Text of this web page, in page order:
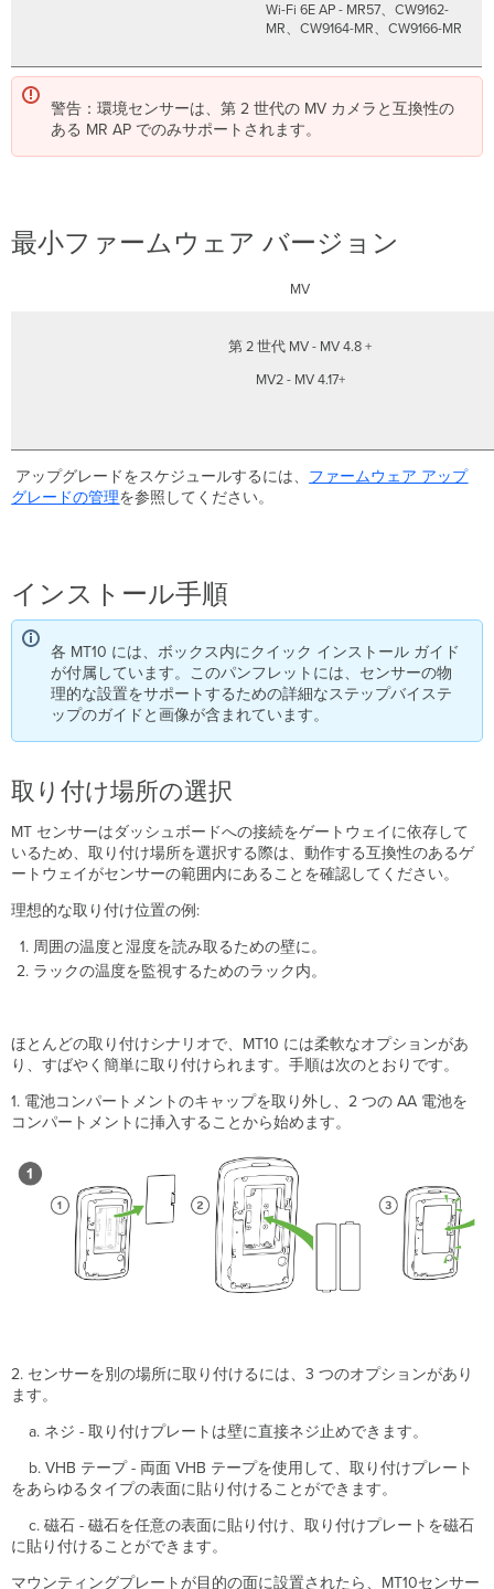
り
付
選
択
品
の
概
仕
LED
イ
ン
ジ
ケ
タ
汎
用
ボ
タ
工
場
出
荷
リ
セ
ト
ボ
USB-
C
ポ
ー
ト
ー
ジ
容
ポ
ー
ト
と
そ
の
Wi-Fi 6E AP - MR57、CW9162-
MR、CW9164-MR、CW9166-MR
警告：環境センサーは、第 2 世代の MV カメラと互換性の
ある MR AP でのみサポートされます。
最小ファームウェア バージョン
MV
第 2 世代 MV - MV 4.8 +
MV2 - MV 4.17+
アップグレードをスケジュールするには、 ファームウェア アップ
グレードの管理を参照してください。
インストール手順
各 MT10 には、ボックス内にクイック インストール ガイド
が付属しています。このパンフレットには、センサーの物
理的な設置をサポートするための詳細なステップバイステ
ップのガイドと画像が含まれています。
取り付け場所の選択
MT センサーはダッシュボードへの接続をゲートウェイに依存して
いるため、取り付け場所を選択する際は、動作する互換性のあるゲ
ートウェイがセンサーの範囲内にあることを確認してください。
理想的な取り付け位置の例:
周囲の温度と湿度を読み取るための壁に。
ラックの温度を監視するためのラック内。
ほとんどの取り付けシナリオで、MT10 には柔軟なオプションがあ
り、すばやく簡単に取り付けられます。手順は次のとおりです。
1. 電池コンパートメントのキャップを取り外し、2 つの AA 電池を
コンパートメントに挿入することから始めます。
2. センサーを別の場所に取り付けるには、3 つのオプションがあり
ます。
a. ネジ - 取り付けプレートは壁に直接ネジ止めできます。
b.VHB テープ - 両面 VHB テープを使用して、取り付けプレート
をあらゆるタイプの表面に貼り付けることができます。
c.磁石 - 磁石を任意の表面に貼り付け、取り付けプレートを磁石
に貼り付けることができます。
マウンティングプレートが目的の面に設置されたら、MT10センサー